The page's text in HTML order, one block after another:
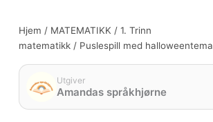
Hjem / MATEMATIKK /1. Trinn
matematikk / Puslespill med halloweentema
Utgiver
Amandas språkhjørne